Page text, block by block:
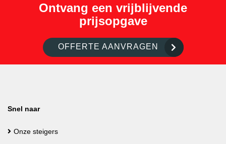
Ontvang een vrijblijvende
prijsopgave
OFFERTE AANVRAGEN
Snel naar
Onze steigers